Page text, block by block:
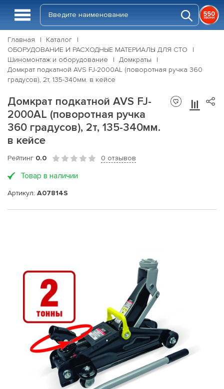
Главная
Каталог
ОБОРУДОВАНИЕ И РАСХОДНЫЕ МАТЕРИАЛЫ ДЛЯ СТО
Шиномонтаж и оборудование
Домкраты
Домкрат подкатной AVS FJ-2000AL (поворотная ручка 360
градусов), 2т, 135-340мм. в кейсе
Домкрат подкатной AVS FJ-
2000AL (поворотная ручка
360 градусов), 2т, 135-340мм.
в кейсе
Рейтинг 0.0 0 отзывов
Товар в наличии
Артикул: A07814S